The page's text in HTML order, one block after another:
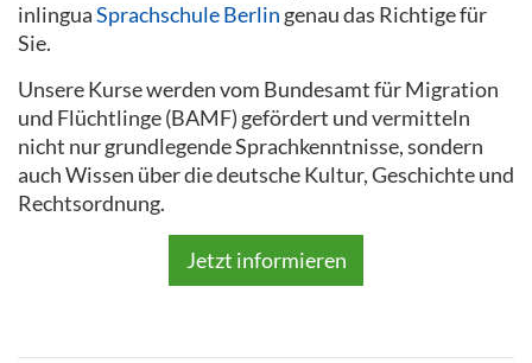
inlinguaSprachschule Berlin genau das Richtige für
Sie.
Unsere Kurse werden vom Bundesamt für Migration
und Flüchtlinge (BAMF) gefördert und vermitteln
nicht nur grundlegende Sprachkenntnisse, sondern
auch Wissen über die deutsche Kultur, Geschichte und
Rechtsordnung.
Jetzt informieren